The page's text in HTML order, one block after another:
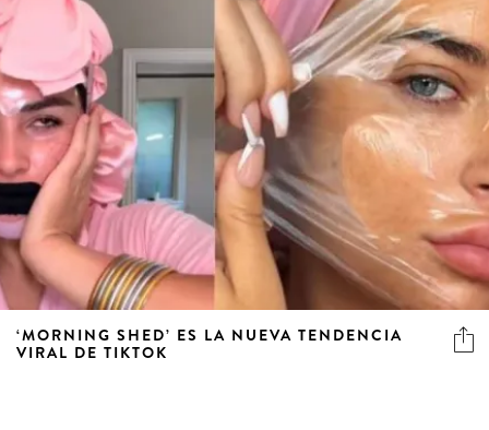
‘MORNING SHED’ ES LA NUEVA TENDENCIA
VIRAL DE TIKTOK